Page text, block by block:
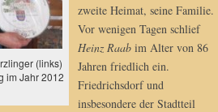
(links)
im Jahr 2012
zweite Heimat, seine Familie.
Vor wenigen Tagen schlief
Heinz Raabim Alter von 86
Jahren friedlich ein.
Friedrichsdorf und
insbesondere der Stadtteil